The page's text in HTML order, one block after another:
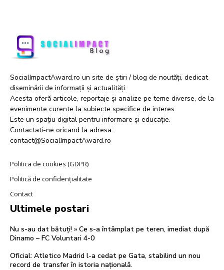
SocialImpactAward.ro un site de știri / blog de noutăți, dedicat
diseminării de informații și actualități.
Acesta oferă articole, reportaje și analize pe teme diverse, de la
evenimente curente la subiecte specifice de interes.
Este un spațiu digital pentru informare și educație.
Contactati-ne oricand la adresa:
contact@SocialImpactAward.ro
Politica de cookies (GDPR)
Politică de confidențialitate
Contact
Ultimele postari
Nu s-au dat bătuți! » Ce s-a întâmplat pe teren, imediat după
Dinamo – FC Voluntari 4-0
Oficial: Atletico Madrid l-a cedat pe Gata, stabilind un nou
record de transfer în istoria națională.